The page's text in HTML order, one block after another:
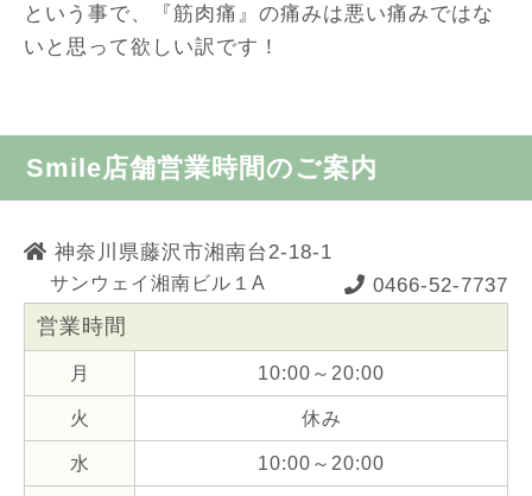
という事で、『筋肉痛』の痛みは悪い痛みではな
いと思って欲しい訳です！
Smile店舗営業時間のご案内
神奈川県藤沢市湘南台2-18-1
サンウェイ湘南ビル１A 0466-52-7737
営業時間
月 10:00～20:00
火 休み
水 10:00～20:00